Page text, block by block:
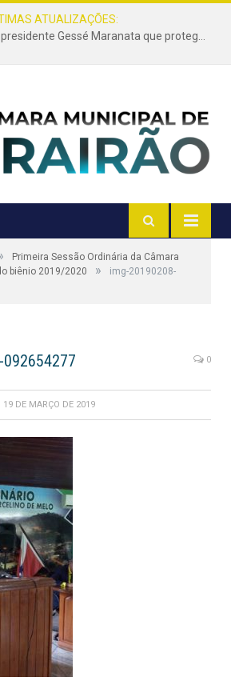
ATUALIZAÇÕES:
Projeto de autoria do presidente Gessé Maranata que protege as estradas vicinais de Trairão é transformado em lei
Primeira Sessão Ordinária da Câmara
biênio 2019/2020
»
img-20190208-
0
19 DE MARÇO DE 2019